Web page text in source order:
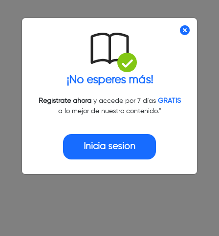
¡No esperes más!
Regístrate ahoray accede por 7 días GRATIS
a lo mejor de nuestro contenido."
Inicia sesión